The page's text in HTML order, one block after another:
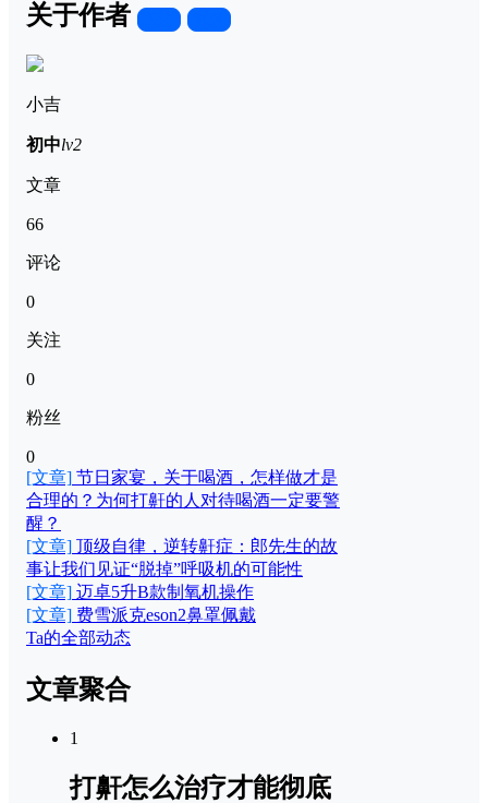
关于作者
小吉
初中lv2
文章
66
评论
0
关注
0
粉丝
0
[文章] 节日家宴，关于喝酒，怎样做才是
合理的？为何打鼾的人对待喝酒一定要警
醒？
[文章] 顶级自律，逆转鼾症：郎先生的故
事让我们见证“脱掉”呼吸机的可能性
[文章] 迈卓5升B款制氧机操作
[文章] 费雪派克eson2鼻罩佩戴
Ta的全部动态
文章聚合
1
打鼾怎么治疗才能彻底